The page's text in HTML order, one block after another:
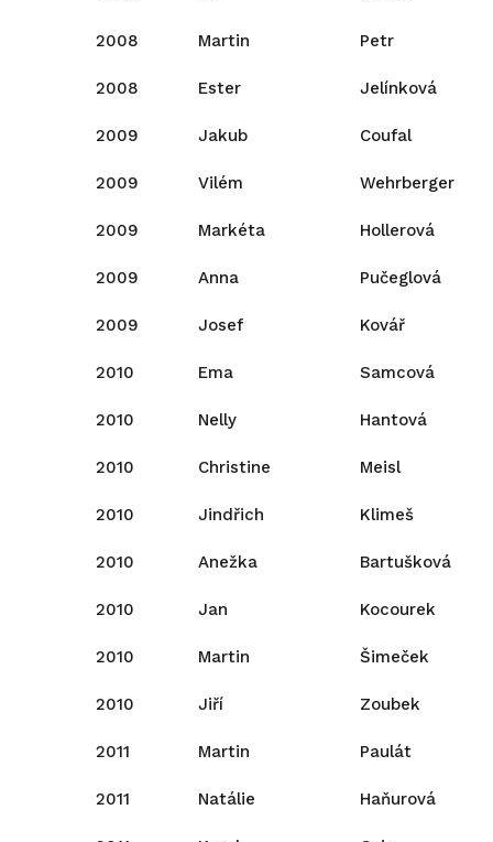
2008 Martin Petr
2008 Ester Jelínková
2009 Jakub Coufal
2009 Vilém Wehrberger
2009 Markéta Hollerová
2009 Anna Pučeglová
2009 Josef Kovář
2010 Ema Samcová
2010 Nelly Hantová
2010 Christine Meisl
2010 Jindřich Klimeš
2010 Anežka Bartušková
2010 Jan Kocourek
2010 Martin Šimeček
2010 Jiří Zoubek
2011 Martin Paulát
2011 Natálie Haňurová